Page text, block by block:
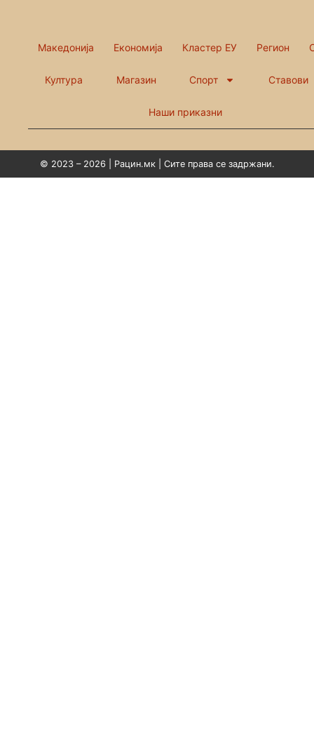
Македонија Економија Кластер ЕУ Регион
Култура Магазин Спорт Ставови
Наши приказни
© 2023 – 2026 | Рацин.мк | Сите права се задржани.